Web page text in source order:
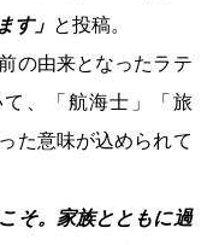
す」 と投稿。
の由来となったラテ
て、「航海士」「旅
た意味が込められて
そ。家族とともに過